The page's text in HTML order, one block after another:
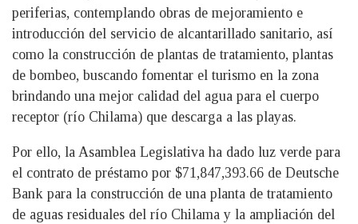
periferias, contemplando obras de mejoramiento e
introducción del servicio de alcantarillado sanitario, así
como la construcción de plantas de tratamiento, plantas
de bombeo, buscando fomentar el turismo en la zona
brindando una mejor calidad del agua para el cuerpo
receptor (río Chilama) que descarga a las playas.
Por ello, la Asamblea Legislativa ha dado luz verde para
el contrato de préstamo por $71,847,393.66 de Deutsche
Bank para la construcción de una planta de tratamiento
de aguas residuales del río Chilama y la ampliación del